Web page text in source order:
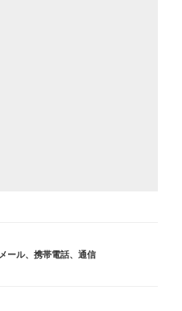
メール、 携帯電話、 通信